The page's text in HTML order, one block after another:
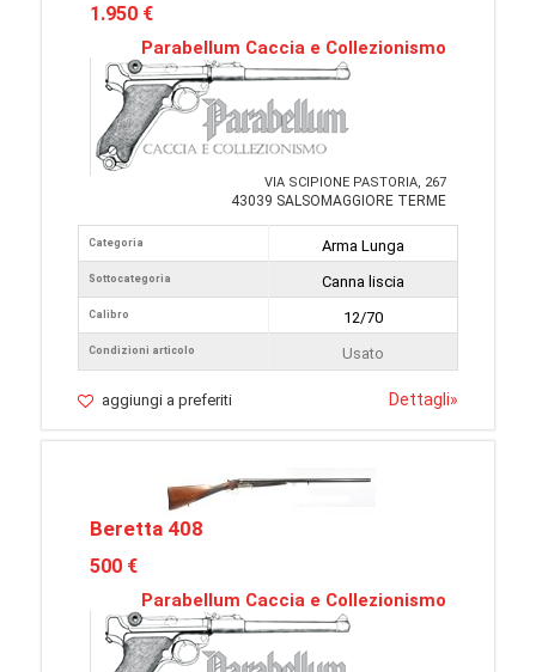
1.950 €
Parabellum Caccia e Collezionismo
VIA SCIPIONE PASTORIA, 267
43039 SALSOMAGGIORE TERME
Categoria
Sottocategoria
Calibro
Condizioni articolo
Arma Lunga
Canna liscia
12/70
Usato
aggiungi a preferiti Dettagli»
Beretta 408
500 €
Parabellum Caccia e Collezionismo